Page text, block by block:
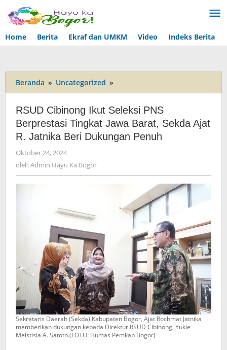
Lewati
ke
konten
Home
Berita Ekraf dan UMKM Video Indeks Berita
Beranda » Uncategorized »
Cibinong
Ikut
Seleksi
PNS
Berprestasi
Sekda
Jatnika
Dukungan
Penuh
RSUD Cibinong Ikut Seleksi PNS
Berprestasi Tingkat Jawa Barat, Sekda Ajat
R. Jatnika Beri Dukungan Penuh
Oktober 24, 2024
Admin
Hayu
oleh Admin Hayu Ka Bogor
Sekretaris Daerah (Sekda) Kabupaten Bogor, Ajat Rochmat Jatnika
memberikan dukungan kepada Direktur RSUD Cibinong, Yukie
Meistisia A. Satoto.(FOTO: Humas Pemkab Bogor)